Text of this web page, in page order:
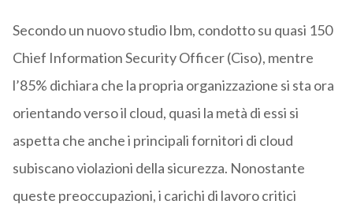
Secondo un nuovo studio Ibm, condotto su quasi 150
Chief Information Security Officer (Ciso), mentre
l’85% dichiara che la propria organizzazione si sta ora
orientando verso il cloud, quasi la metà di essi si
aspetta che anche i principali fornitori di cloud
subiscano violazioni della sicurezza. Nonostante
queste preoccupazioni, i carichi di lavoro critici